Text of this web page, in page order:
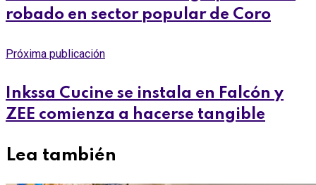
robado en sector popular de Coro
Próxima publicación
Inkssa Cucine se instala en Falcón y
ZEE comienza a hacerse tangible
Lea también